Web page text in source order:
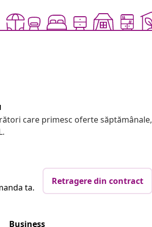
care primesc oferte săptămânale,
ta.
Retragere din contract
Business